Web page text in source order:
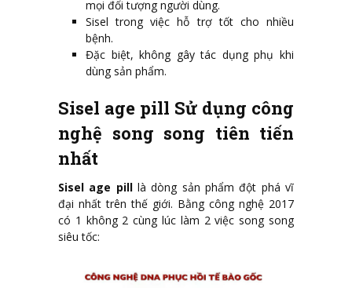
mọi đối tượng người dùng.
Sisel trong việc hỗ trợ tốt cho nhiều
bệnh.
Đặc biệt, không gây tác dụng phụ khi
dùng sản phẩm.
Sisel age pill Sử dụng công
nghệ song song tiên tiến
nhất
Sisel age pilllà dòng sản phẩm đột phá vĩ
đại nhất trên thế giới. Bằng công nghệ 2017
có 1 không 2 cùng lúc làm 2 việc song song
siêu tốc: